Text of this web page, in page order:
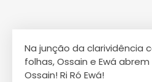
Na junção da clarividência
folhas, Ossain e Ewá
Ossain! Ri Ró Ewá!